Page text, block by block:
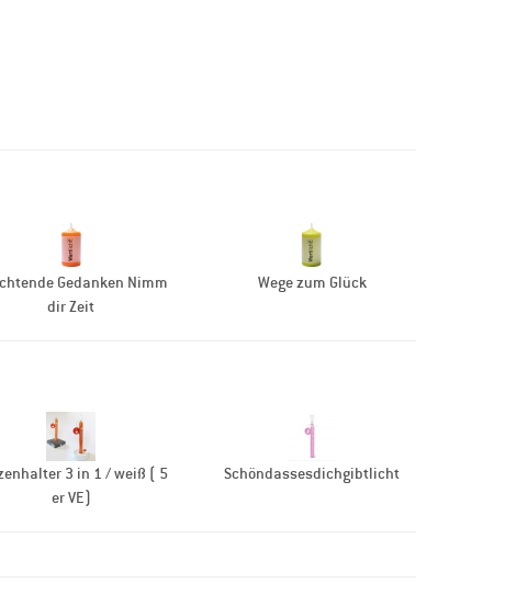
Gedanken Nimm
dir Zeit
Wege zum Glück
3 in 1 / weiß ( 5
er VE)
Schöndassesdichgibtlicht